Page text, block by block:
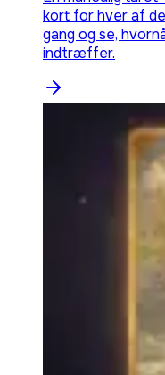
kort for hver af
gang og se,
indtræffer.